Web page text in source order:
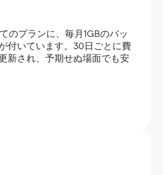
のプランに、毎月1GBのバッ
付いています。30日ごとに費
新され、予期せぬ場面でも安